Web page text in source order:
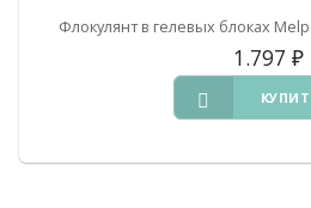
Флокулянт в гелевых блоках
1.797 ₽